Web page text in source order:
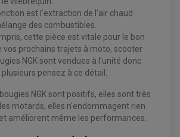
/ REGULATEUR
MOTO
STAND
NGK
ESSENCE
AVANT
VISSERIE FREINAGE
ARRIERE
FREIN AVANT
FREIN ARRIERE
est l’extraction de l’air chaud
des combustibles.
cette pièce est vitale pour le bon
vos prochains trajets à moto, scooter
NGK sont vendues à l'unité donc
pensez à ce détail.
bougies NGK sont positifs, elles sont très
motards, elles n'endommagent rien
améliorent même les performances.